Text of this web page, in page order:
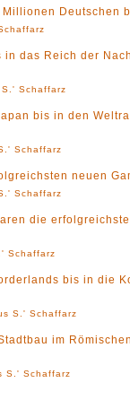
Millionen Deutschen
das Reich der
S.' Schaffarz
bis in den
Schaffarz
neuen
Schaffarz
die
Schaffarz
bis in die
S.' Schaffarz
im
S.' Schaffarz